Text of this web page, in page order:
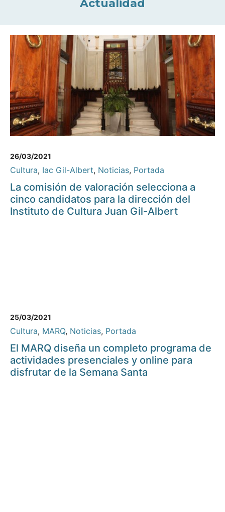
Actualidad
26/03/2021
Cultura, Iac Gil-Albert, Noticias, Portada
La comisión de valoración selecciona a
cinco candidatos para la dirección del
Instituto de Cultura Juan Gil-Albert
25/03/2021
Cultura, MARQ, Noticias, Portada
El MARQ diseña un completo programa de
actividades presenciales y online para
disfrutar de la Semana Santa